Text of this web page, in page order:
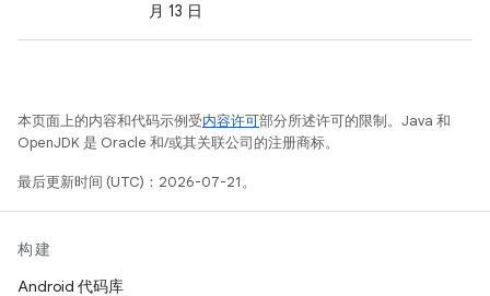
月 13 日
本页面上的内容和代码示例受内容许可部分所述许可的限制。Java 和
OpenJDK 是 Oracle 和/或其关联公司的注册商标。
最后更新时间 (UTC)：2026-07-21。
构建
Android 代码库